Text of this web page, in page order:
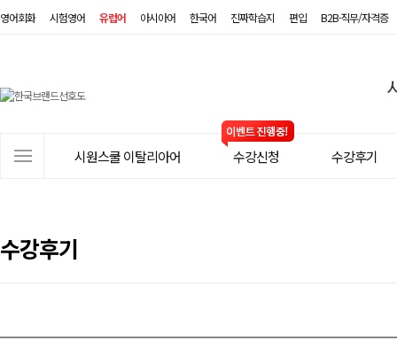
영어회화 시험영어 유럽어 아시아어 한국어 진짜학습지 편입 B2B·직무/자격증
원
쿨
뉴
시원스쿨 이탈리아어 수강신청 수강후기
수강후기